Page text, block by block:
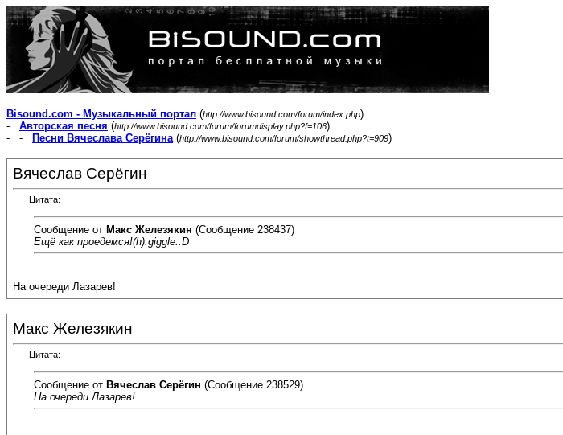
Bisound.com - Музыкальный портал (http://www.bisound.com/forum/index.php)
- Авторская песня (http://www.bisound.com/forum/forumdisplay.php?f=106)
- -
Песни Вячеслава Серёгина(http://www.bisound.com/forum/showthread.php?t=909)
Вячеслав Серёгин
Цитата:
Сообщение от Макс Железякин (Сообщение 238437)
Ещё как проедемся!(h):giggle::D
На очереди Лазарев!
Макс Железякин
Цитата:
Сообщение от Вячеслав Серёгин (Сообщение 238529)
На очереди Лазарев!